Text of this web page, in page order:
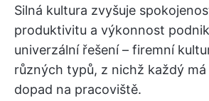
Silná kultura zvyšuje
produktivitu a výkonnost
univerzální řešení – firemní
různých typů, z nichž každý
dopad na pracoviště.